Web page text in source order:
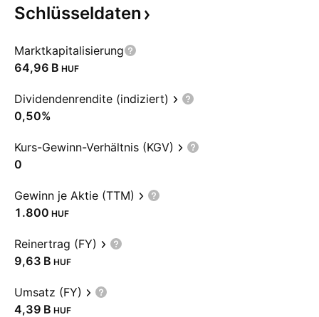
Schlüsseldaten
Marktkapitalisierung
‪64,96 B‬ HUF
Dividendenrendite (indiziert)
0,50%
Kurs-Gewinn-Verhältnis (KGV)
0
Gewinn je Aktie (TTM)
1.800 HUF
Reinertrag (FY)
‪9,63 B‬ HUF
Umsatz (FY)
‪4,39 B‬ HUF